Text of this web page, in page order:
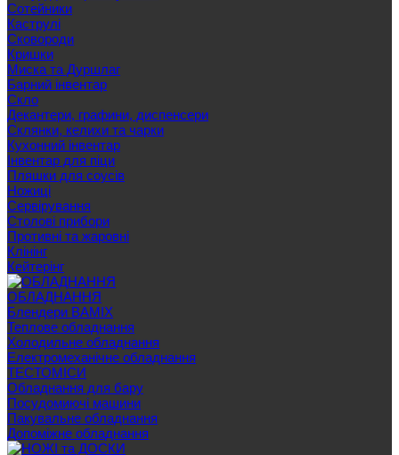
Сотейники
Каструлі
Сковороди
Кришки
Миска та Дуршлаг
Барний інвентар
Скло
Декантери, графини, диспенсери
Склянки, келихи та чарки
Кухонний інвентар
Інвентар для піци
Пляшки для соусів
Ножиці
Сервірування
Cтолові прибори
Противні та жаровні
Клінінг
Кейтерінг
ОБЛАДНАННЯ
Блендери BAMIX
Теплове обладнання
Холодильне обладнання
Електромеханічне обладнання
ТЕСТОМІСИ
Обладнання для бару
Посудомиючі машини
Пакувальне обладнання
Допоміжне обладнання